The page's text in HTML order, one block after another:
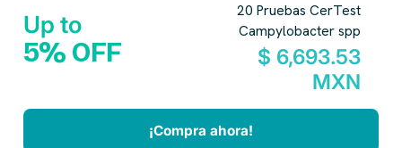
Up to
5% OFF
20 Pruebas CerTest
Campylobacter spp
$ 6,693.53
MXN
¡Compra ahora!